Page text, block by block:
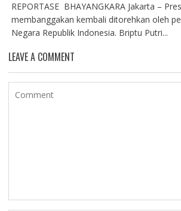
REPORTASE BHAYANGKARA Jakarta –
membanggakan kembali ditorehkan oleh
Negara Republik Indonesia. Briptu Putri...
LEAVE A COMMENT